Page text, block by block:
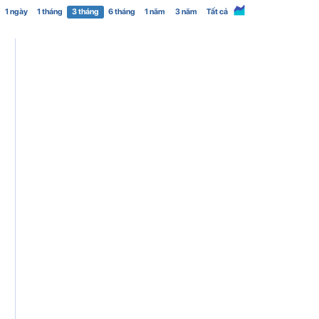
1 ngày 1 tháng 3 tháng 6 tháng 1 năm 3 năm Tất cả